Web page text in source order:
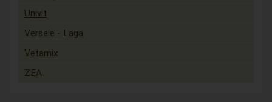
Univit
Versele - Laga
Vetamix
ZEA